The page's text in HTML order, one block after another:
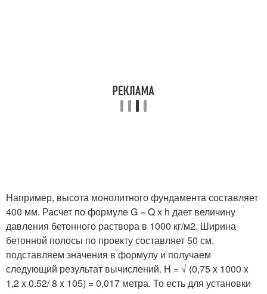
Например, высота монолитного фундамента составляет
400 мм. Расчет по формуле G = Q x h дает величину
давления бетонного раствора в 1000 кг/м2. Ширина
бетонной полосы по проекту составляет 50 см.
подставляем значения в формулу и получаем
следующий результат вычислений. H = √ (0,75 x 1000 x
1,2 x 0.52/ 8 x 105) = 0,017 метра. То есть для установки